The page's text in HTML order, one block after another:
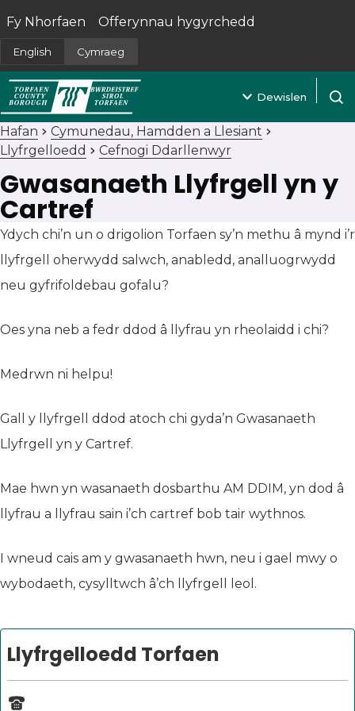
English Cymraeg
Fy Nhorfaen
(yn agor mewn tab newydd)
Offerynnau hygyrchedd
Dewislen
Hafan
Cymunedau, Hamdden a Llesiant
Llyfrgelloedd
Cefnogi Ddarllenwyr
Gwasanaeth Llyfrgell yn y
Cartref
Ydych chi’n un o drigolion Torfaen sy’n methu â mynd i’r
llyfrgell oherwydd salwch, anabledd, analluogrwydd
neu gyfrifoldebau gofalu?
Oes yna neb a fedr ddod â llyfrau yn rheolaidd i chi?
Medrwn ni helpu!
Gall y llyfrgell ddod atoch chi gyda’n Gwasanaeth
Llyfrgell yn y Cartref.
Mae hwn yn wasanaeth dosbarthu AM DDIM, yn dod â
llyfrau a llyfrau sain i’ch cartref bob tair wythnos.
I wneud cais am y gwasanaeth hwn, neu i gael mwy o
wybodaeth, cysylltwch â’ch llyfrgell leol.
Llyfrgelloedd Torfaen